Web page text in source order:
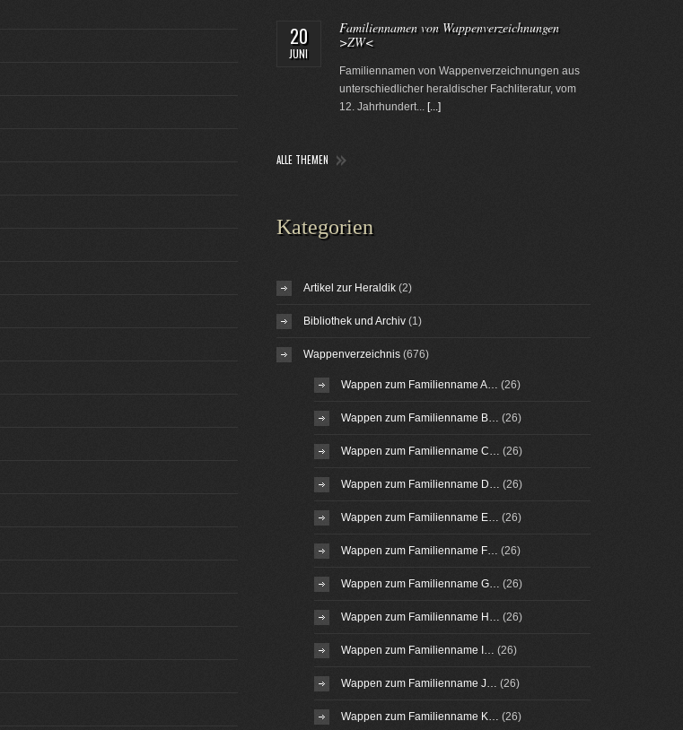
20
JUNI
Familiennamen von Wappenverzeichnungen
>ZW<
Familiennamen von Wappenverzeichnungen aus
unterschiedlicher heraldischer Fachliteratur, vom
12. Jahrhundert... [...]
ALLE THEMEN
Kategorien
Artikel zur Heraldik(2)
Bibliothek und Archiv(1)
Wappenverzeichnis(676)
Wappen zum Familienname A… (26)
Wappen zum Familienname B… (26)
Wappen zum Familienname C… (26)
Wappen zum Familienname D… (26)
Wappen zum Familienname E… (26)
Wappen zum Familienname F… (26)
Wappen zum Familienname G… (26)
Wappen zum Familienname H… (26)
Wappen zum Familienname I… (26)
Wappen zum Familienname J… (26)
Wappen zum Familienname K… (26)